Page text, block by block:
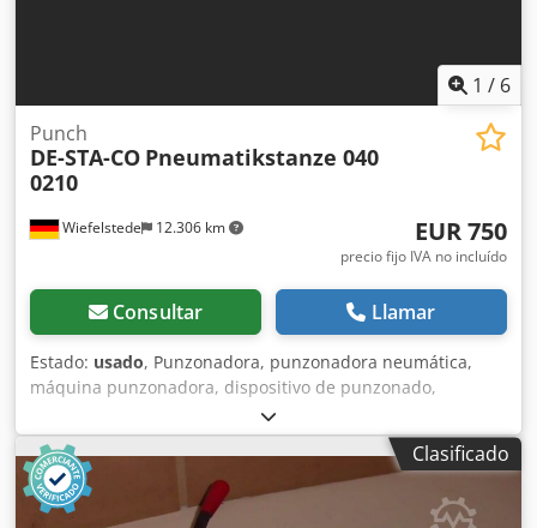
1 / 6
Wiefelstede 12.306 km
Punch
DE-STA-CO Pneumatikstanze 040
0210
EUR 750
precio fijo IVA no incluído
Consultar Llamar
Estado: usado, Punzonadora, punzonadora neumática,
máquina punzonadora, dispositivo de punzonado,
máquina perforadora, punzonadora neumática manual
Dkedpfxsfwx Uyj Alaer -Fabricante: DE-STA-CO,
punzonadora neumática -Tipo: 040 0210 -Punzón
integrado: Ø 2,5 mm -Salida máxima: 25 mm -
Dimensiones: 190/200/A510 mm -Peso: 24 kg
Clasificado